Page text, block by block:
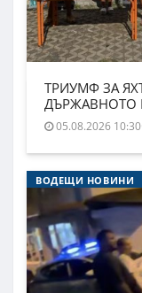
ТРИУМФ ЗА
ДЪРЖАВНОТО
05.08.2026
ВОДЕЩИ НОВИНИ